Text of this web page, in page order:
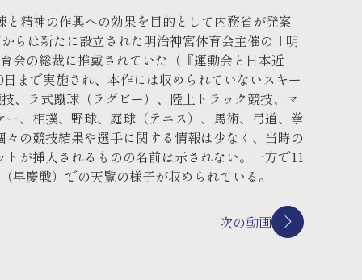
精神の作興への効果を目的として内務省が発案
らは新たに設立された明治神宮体育会主催の「明
会の総裁に推戴されていた（『運動会と日本近
まで実施され、本作には収められていないスキー
、ラ式蹴球（ラグビー）、陸上トラック競技、マ
、相撲、野球、庭球（テニス）、馬術、弓道、拳
の競技結果や選手に関する情報は少なく、当時の
が挿入されるものの名前は示されない。一方で11
慶戦）での天覧の様子が収められている。
次の動画